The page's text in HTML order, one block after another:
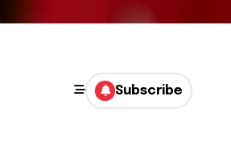
Subscribe